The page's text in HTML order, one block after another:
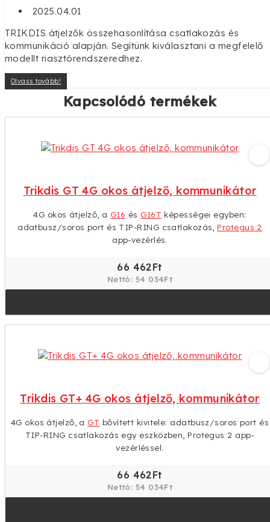
2025.04.01
TRIKDIS átjelzők összehasonlítása csatlakozás és
kommunikáció alapján. Segítünk kiválasztani a megfelelő
modellt riasztórendszeredhez.
Olvass tovább!
Kapcsolódó termékek
Trikdis GT 4G okos átjelző, kommunikátor
4G okos átjelző, a G16 és G16T képességei egyben:
adatbusz/soros port és TIP-RING csatlakozás,Protegus 2
app-vezérlés.
66 462Ft
Nettó: 54 034Ft
Trikdis GT+ 4G okos átjelző, kommunikátor
4G okos átjelző, a GT bővített kivitele: adatbusz/soros port és
TIP-RING csatlakozás egy eszközben, Protegus 2 app-
vezérléssel.
66 462Ft
Nettó: 54 034Ft